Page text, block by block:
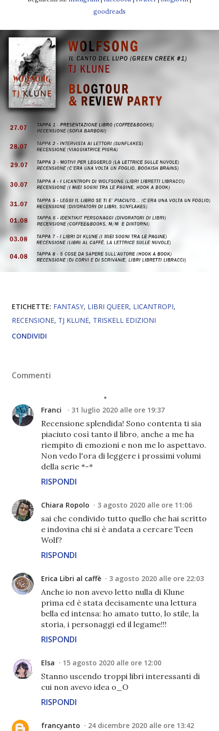
goodreads
ETICHETTE: FANTASY LIBRI QUEER LICANTROPI
RECENSIONE TJ KLUNE TRISKELL EDIZIONI
CONDIVIDI
Commenti
Franci 31 luglio 2020 alle ore 19:37
Recensione splendida! Sono contenta ti sia
piaciuto così tanto il libro, anche a me ha
riempito di emozioni e non me lo aspettavo.
Non vedo l'ora di leggere i prossimi volumi
della serie *-*
RISPONDI
Chiara Ropolo 3 agosto 2020 alle ore 11:06
sai che condivido tutto quello che hai scritto
e indovina chi si è andata a cercare Teen
Wolf?
RISPONDI
Erica Libri al caffè 3 agosto 2020 alle ore 22:03
Anche io non avevo letto nulla di Klune
prima ed è stata decisamente una lettura
bella ed intensa: ho amato tutto, lo stile, la
storia, i personaggi ed il legame!!!
RISPONDI
Elsa 15 agosto 2020 alle ore 12:00
Stanno uscendo troppi libri interessanti di
cui non avevo idea o_O
RISPONDI
francyanto 24 dicembre 2020 alle ore 13:42